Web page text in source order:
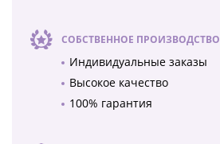
СОБСТВЕННОЕ ПРОИЗВОДСТВО
Индивидуальные заказы
Высокое качество
100% гарантия